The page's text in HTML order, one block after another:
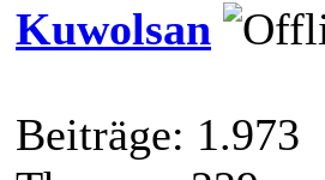
Kuwolsan
Beiträge: 1.973